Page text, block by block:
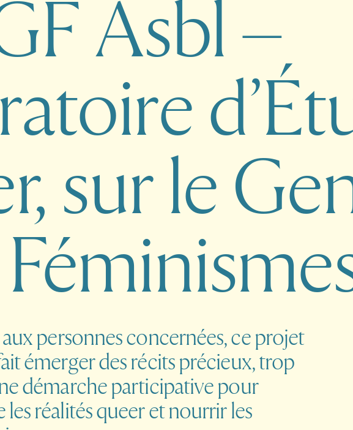
FAsbl–
ratoired’Ét
r, surleGe
Féminisme
personnes concernées, ce projet
émerger des récits précieux, trop
démarche participative pour
réalités queer et nourrir les